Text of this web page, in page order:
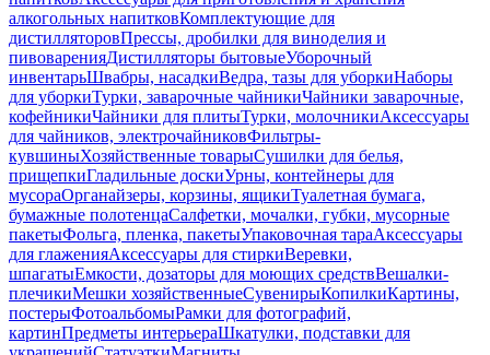
алкогольных напитковКомплектующие для
дистилляторовПрессы, дробилки для виноделия и
пивоваренияДистилляторы бытовыеУборочный
инвентарьШвабры, насадкиВедра, тазы для уборкиНаборы
для уборкиТурки, заварочные чайникиЧайники заварочные,
кофейникиЧайники для плитыТурки, молочникиАксессуары
для чайников, электрочайниковФильтры-
кувшиныХозяйственные товарыСушилки для белья,
прищепкиГладильные доскиУрны, контейнеры для
мусораОрганайзеры, корзины, ящикиТуалетная бумага,
бумажные полотенцаСалфетки, мочалки, губки, мусорные
пакетыФольга, пленка, пакетыУпаковочная тараАксессуары
для глаженияАксессуары для стиркиВеревки,
шпагатыЕмкости, дозаторы для моющих средствВешалки-
плечикиМешки хозяйственныеСувенирыКопилкиКартины,
постерыФотоальбомыРамки для фотографий,
картинПредметы интерьераШкатулки, подставки для